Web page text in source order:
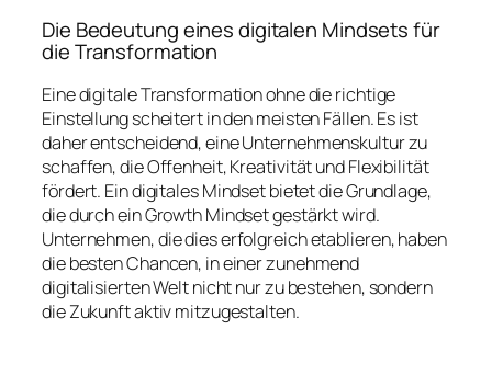
Die Bedeutung eines digitalen Mindsets für
die Transformation
Eine digitale Transformation ohne die richtige
Einstellung scheitert in den meisten Fällen. Es ist
daher entscheidend, eine Unternehmenskultur zu
schaffen, die Offenheit, Kreativität und Flexibilität
fördert. Ein digitales Mindset bietet die Grundlage,
die durch ein Growth Mindset gestärkt wird.
Unternehmen, die dies erfolgreich etablieren, haben
die besten Chancen, in einer zunehmend
digitalisierten Welt nicht nur zu bestehen, sondern
die Zukunft aktiv mitzugestalten.